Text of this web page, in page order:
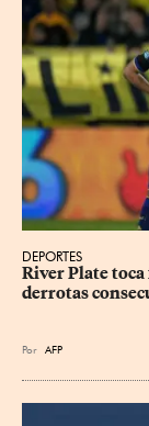
DEPORTES
River Plate
derrotas
Por AFP